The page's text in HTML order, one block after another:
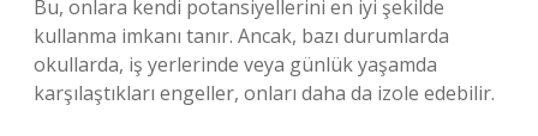
Bu, onlara kendi potansiyellerini en iyi şekilde
kullanma imkanı tanır. Ancak, bazı durumlarda
okullarda, iş yerlerinde veya günlük yaşamda
karşılaştıkları engeller, onları daha da izole edebilir.